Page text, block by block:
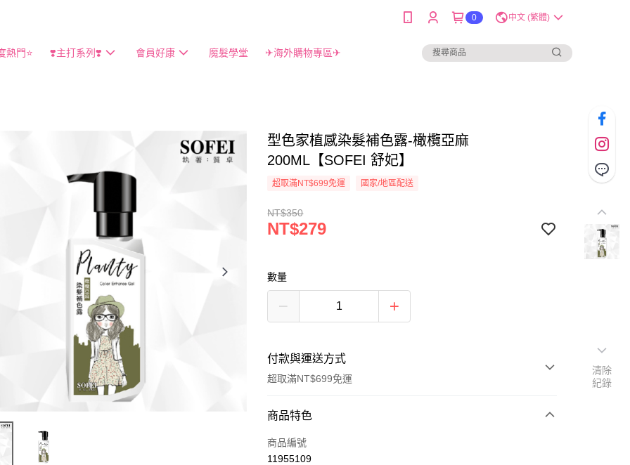
0 中文 (繁體)
熱門⭐️ ❣️主打系列❣️ 會員好康 魔髮學堂 ✈海外購物專區✈
型色家植感染髮補色露-橄欖亞麻
200ML【SOFEI 舒妃】
超取滿NT$699免運 國家/地區配送
NT$350
NT$279
數量
付款與運送方式
超取滿NT$699免運
付款方式
信用卡一次付款
商品特色
商品編號
11955109
清除
紀錄